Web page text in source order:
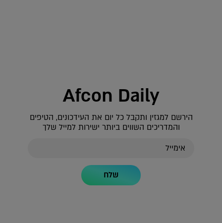
Afcon Daily
הירשם למגזין ותקבל כל יום את העידכונים, הטיפים
והמדריכים השווים ביותר ישירות למייל שלך
שלח